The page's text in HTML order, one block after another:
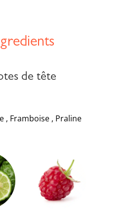
de tête
, Framboise , Praline